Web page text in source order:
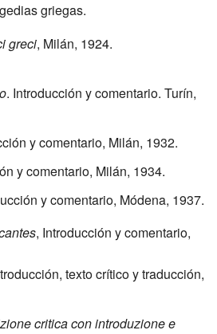
griegas.
greci, Milán, 1924.
. Introducción y comentario. Turín,
y comentario, Milán, 1932.
y comentario, Milán, 1934.
y comentario, Módena, 1937.
, Introducción y comentario,
texto crítico y traducción,
critica con introduzione e